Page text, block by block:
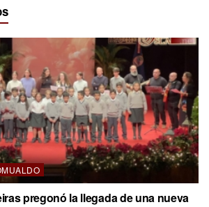
pregonó la llegada de una nueva